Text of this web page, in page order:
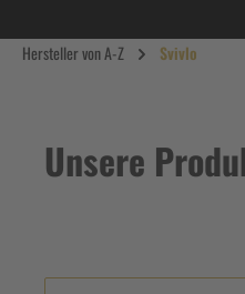
Hersteller von A-Z Svivlo
Unsere